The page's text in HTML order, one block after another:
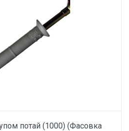
потай (1000) (Фасовка